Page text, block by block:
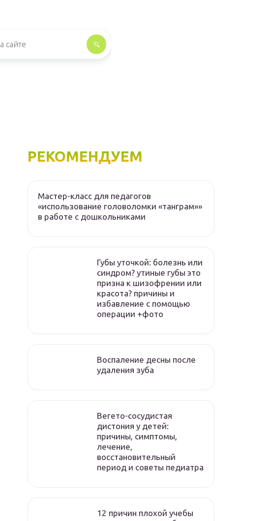
РЕКОМЕНДУЕМ
Мастер-класс для педагогов
«использование головоломки «танграм»»
в работе с дошкольниками
Губы уточкой: болезнь или
синдром? утиные губы это
призна к шизофрении или
красота? причины и
избавление с помощью
операции +фото
Воспаление десны после
удаления зуба
Вегето-сосудистая
дистония у детей:
причины, симптомы,
лечение,
восстановительный
период и советы педиатра
12 причин плохой учебы